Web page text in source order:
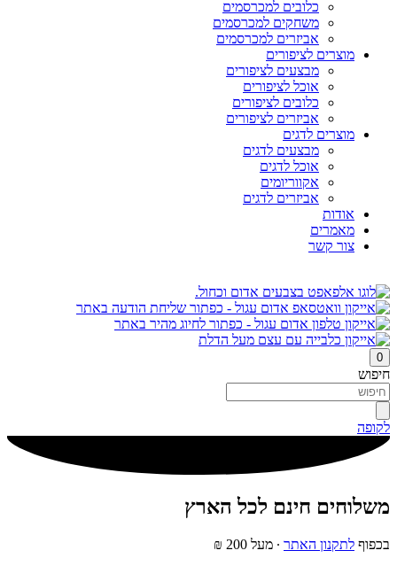
כלובים למכרסמים
משחקים למכרסמים
אביזרים למכרסמים
מוצרים לציפורים
מבצעים לציפורים
אוכל לציפורים
כלובים לציפורים
אביזרים לציפורים
מוצרים לדגים
מבצעים לדגים
אוכל לדגים
אקווריומים
אביזרים לדגים
אודות
מאמרים
צור קשר
0
חיפוש
לקופה
משלוחים חינם לכל הארץ
בכפוף לתקנון האתר ∙ מעל 200 ₪